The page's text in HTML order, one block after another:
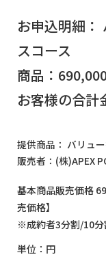
お申込明細：
スコース
商品：
お客様の合計
提供商品： バリュ
販売者：(株
基本商品販売価格
売価格】
※成約者3分割/10分
単位：円